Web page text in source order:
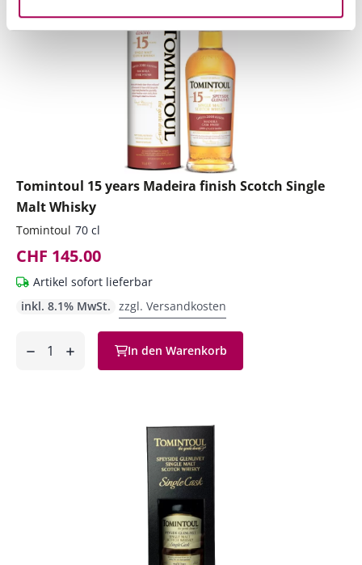
Tomintoul 15 years Madeira finish Scotch Single
Malt Whisky
Tomintoul 70 cl
CHF 145.00
Artikel sofort lieferbar
inkl. 8.1% MwSt. zzgl. Versandkosten
hinzufügen
In den Warenkorb